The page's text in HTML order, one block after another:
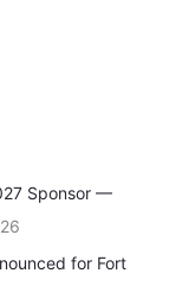
Sponsor —
for Fort